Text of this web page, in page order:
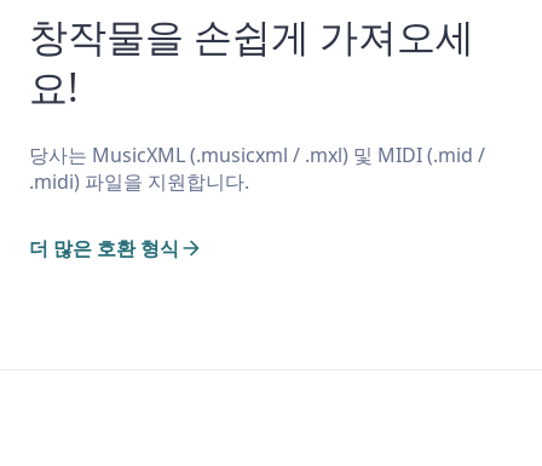
창작물을 손쉽게 가져오세
요!
당사는 MusicXML (.musicxml / .mxl) 및 MIDI (.mid /
.midi) 파일을 지원합니다.
더 많은 호환 형식